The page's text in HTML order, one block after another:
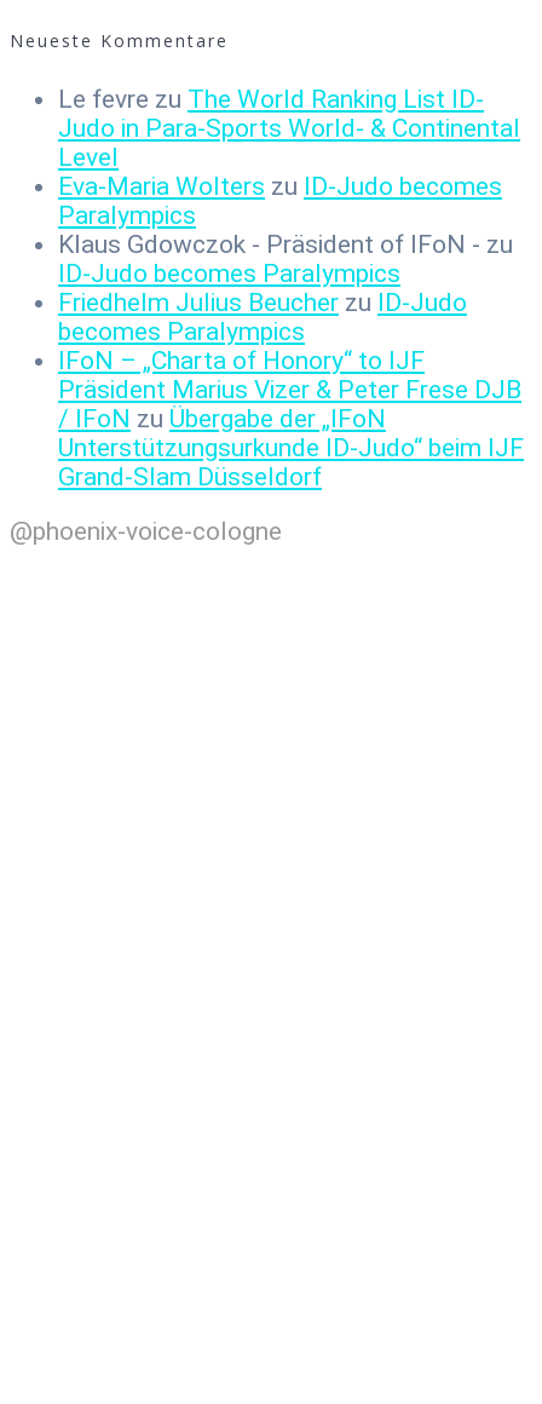
Neueste Kommentare
Le fevre zu The World Ranking List ID-
Judo in Para-Sports World- & Continental
Level
Eva-Maria Wolters zu ID-Judo becomes
Paralympics
Klaus Gdowczok - Präsident of IFoN - zu
ID-Judo becomes Paralympics
Friedhelm Julius Beucher zu ID-Judo
becomes Paralympics
IFoN – „Charta of Honory“ to IJF
Präsident Marius Vizer & Peter Frese DJB
/ IFoN zu Übergabe der „IFoN
Unterstützungsurkunde ID-Judo“ beim IJF
Grand-Slam Düsseldorf
@phoenix-voice-cologne